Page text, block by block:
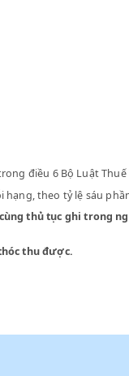
suất ghi trong
cho mỗi hạng,
điều kiện cùng